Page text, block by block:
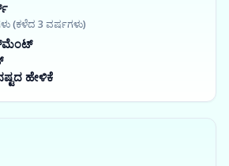
(ಕಳೆದ 3 ವರ್ಷಗಳು)
ಹೇಳಿಕೆ